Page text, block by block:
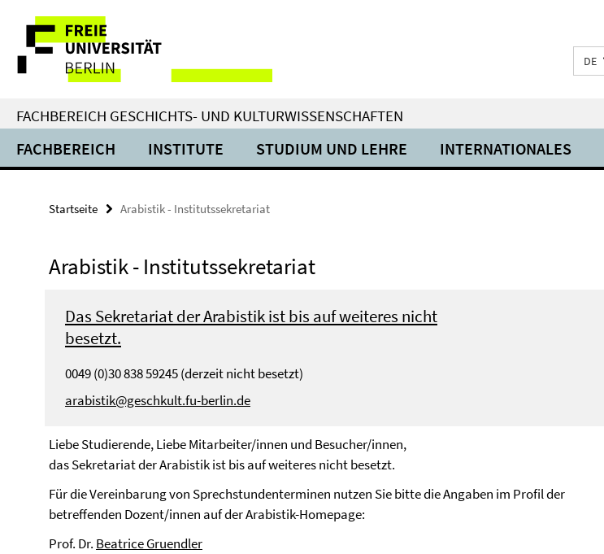
direkt
Inhalt
Service-
Navigation
DE
FACHBEREICH GESCHICHTS- UND KULTURWISSENSCHAFTEN
FACHBEREICH INSTITUTE STUDIUM UND LEHRE INTERNATIONALES
Startseite Arabistik - Institutssekretariat
Arabistik - Institutssekretariat
Das Sekretariat der Arabistik ist bis auf weiteres nicht
besetzt.
0049 (0)30 838 59245 (derzeit nicht besetzt)
arabistik@geschkult.fu-berlin.de
Liebe Studierende, Liebe Mitarbeiter/innen und Besucher/innen,
das Sekretariat der Arabistik ist bis auf weiteres nicht besetzt.
Für die Vereinbarung von Sprechstundenterminen nutzen Sie bitte die Angaben im Profil der
betreffenden Dozent/innen auf der Arabistik-Homepage:
Prof. Dr. Beatrice Gruendler